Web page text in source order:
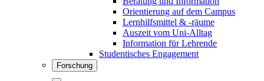
Orientierung auf dem Campus
Lernhilfsmittel & -räume
Auszeit vom Uni-Alltag
Information für Lehrende
Studentisches Engagement
Forschung